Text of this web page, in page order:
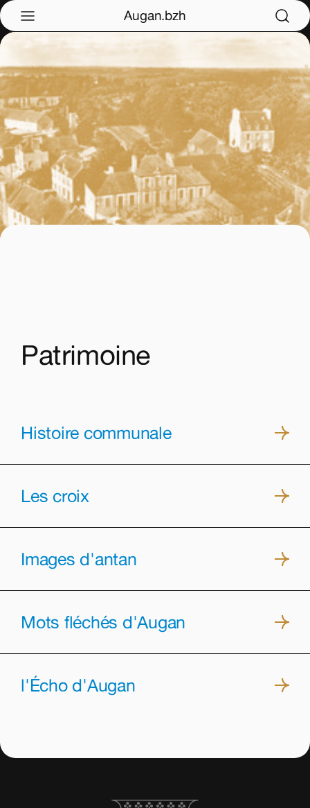
Augan.bzh
Patrimoine
Histoire communale
Les croix
Images d'antan
Mots fléchés d'Augan
l'Écho d'Augan